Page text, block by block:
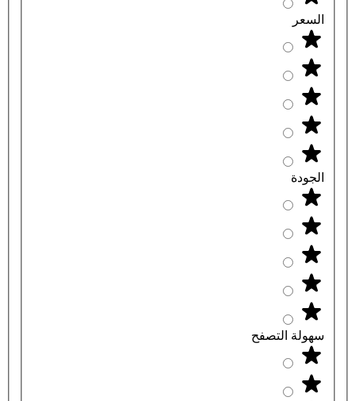
السعر
الجودة
سهولة التصفح